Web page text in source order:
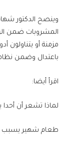
وينصح الدكتور
المشروبات ضمن
مزمنة أو يتناولون
باعتدال وضمن
اقرأ أيضا:
لماذا تشعر أن
طعام شهير يسبب